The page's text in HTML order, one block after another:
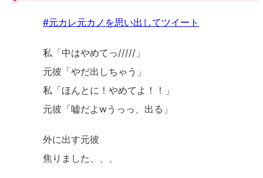
#元カレ元カノを思い出してツイート
私「中はやめてっ/////」
元彼「やだ出しちゃう」
私「ほんとに！やめてよ！！」
元彼「嘘だよwうっっ、出る」
外に出す元彼
焦りました、、、